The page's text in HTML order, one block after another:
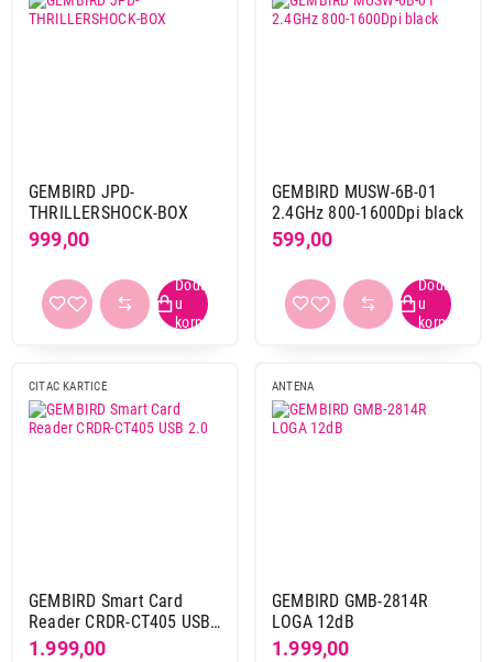
GEMBIRD JPD-
THRILLERSHOCK-BOX
999,00
GEMBIRD MUSW-6B-01
2.4GHz 800-1600Dpi black
599,00
CITAC KARTICE
GEMBIRD Smart Card
Reader CRDR-CT405 USB
2.0
1.999,00
ANTENA
GEMBIRD GMB-2814R
LOGA 12dB
1.999,00